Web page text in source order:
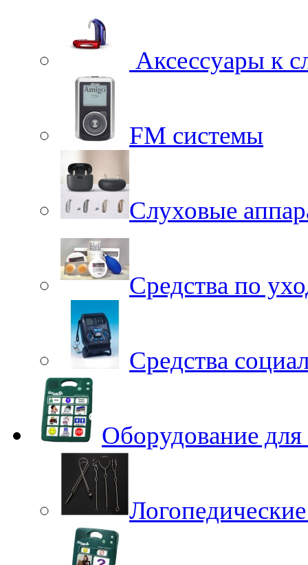
Аксессуары к
FM системы
Слуховые
Средства по
Средства
Оборудование